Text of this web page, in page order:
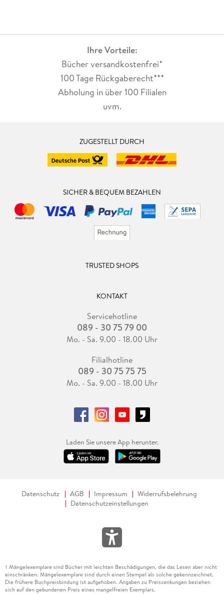
Ihre Vorteile:
Bücher versandkostenfrei*
100 Tage Rückgaberecht***
Abholung in über 100 Filialen
uvm.
ZUGESTELLT DURCH
SICHER & BEQUEM BEZAHLEN
TRUSTED SHOPS
KONTAKT
Servicehotline
089 - 30 75 79 00
Mo. - Sa. 9.00 - 18.00 Uhr
Filialhotline
089 - 30 75 75 75
Mo. - Sa. 9.00 - 18.00 Uhr
Laden Sie unsere App herunter.
Datenschutz AGB Impressum
Widerrufsbelehrung
Datenschutzeinstellungen
1 Mängelexemplare sind Bücher mit leichten Beschädigungen, die das Lesen aber nicht
einschränken. Mängelexemplare sind durch einen Stempel als solche gekennzeichnet.
Die frühere Buchpreisbindung ist aufgehoben. Angaben zu Preissenkungen beziehen
sich auf den gebundenen Preis eines mangelfreien Exemplars.